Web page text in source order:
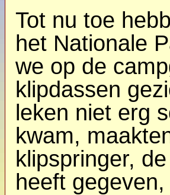
Tot nu toe
het Nationale
we op de
klipdassen
leken niet erg
kwam,
klipspringer,
heeft